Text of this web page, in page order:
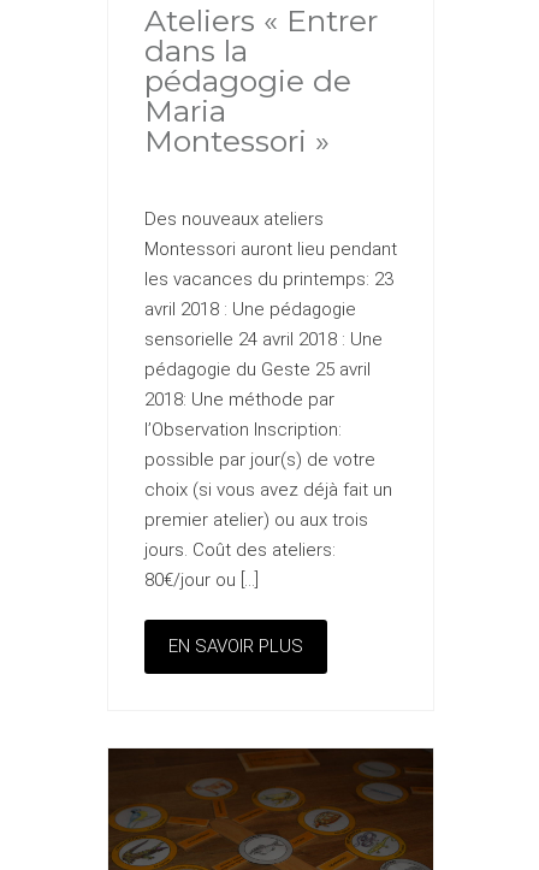
Ateliers « Entrer
dans la
pédagogie de
Maria
Montessori »
Des nouveaux ateliers
Montessori auront lieu pendant
les vacances du printemps: 23
avril 2018 : Une pédagogie
sensorielle 24 avril 2018 : Une
pédagogie du Geste 25 avril
2018: Une méthode par
l’Observation Inscription:
possible par jour(s) de votre
choix (si vous avez déjà fait un
premier atelier) ou aux trois
jours. Coût des ateliers:
80€/jour ou […]
EN SAVOIR PLUS